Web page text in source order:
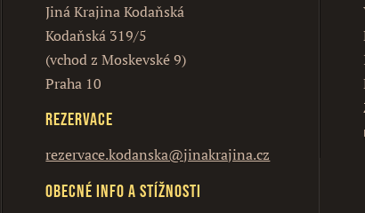
Jiná Krajina Kodaňská
Kodaňská 319/5
(vchod z Moskevské 9)
Praha 10
Rezervace
rezervace.kodanska@jinakrajina.cz
Obecné info a stížnosti